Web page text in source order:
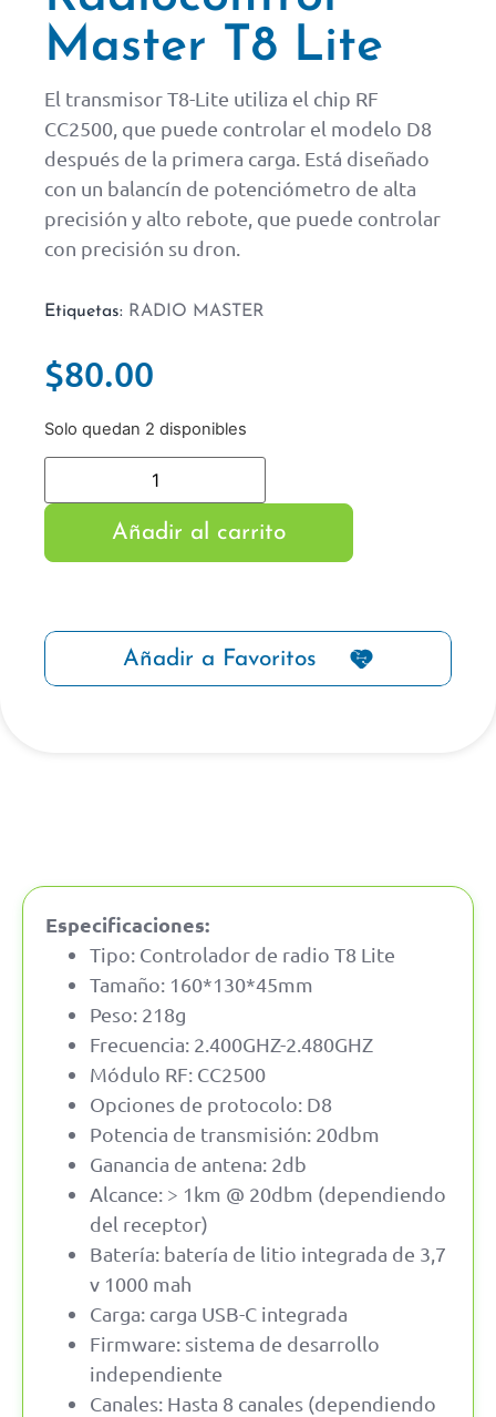
Master T8 Lite
El transmisor T8-Lite utiliza el chip RF
CC2500, que puede controlar el modelo D8
después de la primera carga. Está diseñado
con un balancín de potenciómetro de alta
precisión y alto rebote, que puede controlar
con precisión su dron.
Etiquetas: RADIO MASTER
$80.00
Solo quedan 2 disponibles
Añadir al carrito
Añadir a Favoritos
Especificaciones:
Tipo: Controlador de radio T8 Lite
Tamaño: 160*130*45mm
Peso: 218g
Frecuencia: 2.400GHZ-2.480GHZ
Módulo RF: CC2500
Opciones de protocolo: D8
Potencia de transmisión: 20dbm
Ganancia de antena: 2db
Alcance: > 1km @ 20dbm (dependiendo
del receptor)
Batería: batería de litio integrada de 3,7
v 1000 mah
Carga: carga USB-C integrada
Firmware: sistema de desarrollo
independiente
Canales: Hasta 8 canales (dependiendo